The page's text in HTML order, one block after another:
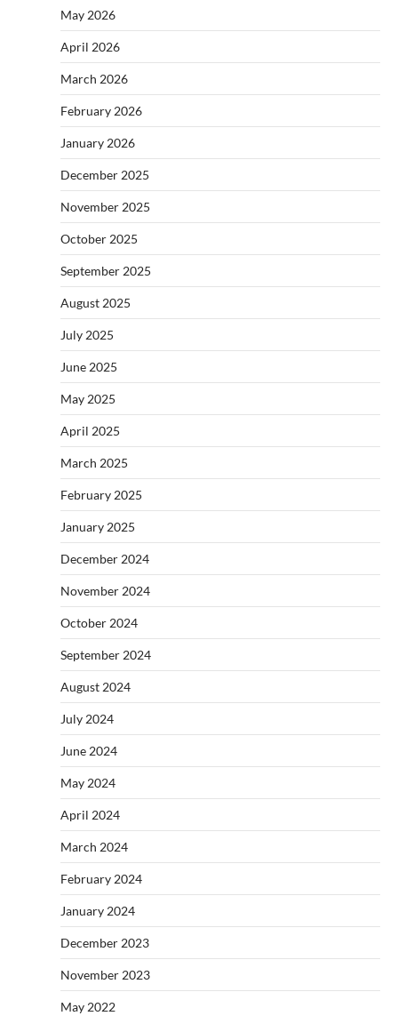
May 2026
April 2026
March 2026
February 2026
January 2026
December 2025
November 2025
October 2025
September 2025
August 2025
July 2025
June 2025
May 2025
April 2025
March 2025
February 2025
January 2025
December 2024
November 2024
October 2024
September 2024
August 2024
July 2024
June 2024
May 2024
April 2024
March 2024
February 2024
January 2024
December 2023
November 2023
May 2022